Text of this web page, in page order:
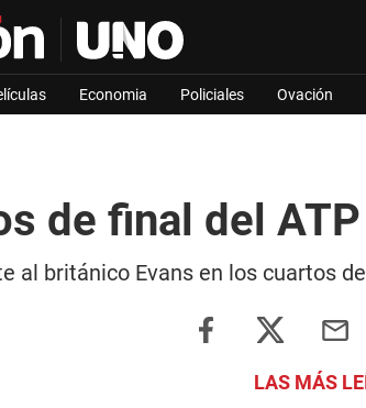
Economia Policiales Ovación
de final del
británico Evans en los cuartos
LAS MÁS